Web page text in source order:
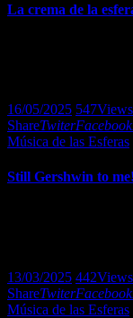
La crema de la
16/05/2025 547Views
ShareTwiterFacebook
Música de las Esferas
Still Gershwin to me!
13/03/2025 442Views
ShareTwiterFacebook
Música de las Esferas